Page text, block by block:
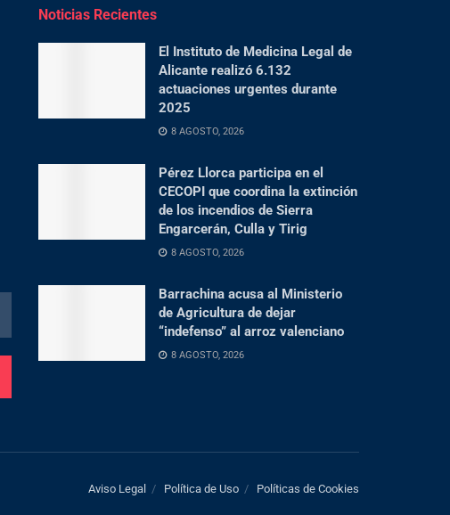
Noticias Recientes
El Instituto de Medicina Legal de
Alicante realizó 6.132
actuaciones urgentes durante
2025
8 AGOSTO, 2026
Pérez Llorca participa en el
CECOPI que coordina la extinción
de los incendios de Sierra
Engarcerán, Culla y Tirig
8 AGOSTO, 2026
Barrachina acusa al Ministerio
de Agricultura de dejar
“indefenso” al arroz valenciano
8 AGOSTO, 2026
Aviso Legal Política de Uso Políticas de Cookies